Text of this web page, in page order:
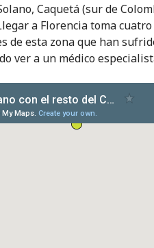
Caquetá (sur de
a Florencia toma
de esta zona que han
ver a un médico